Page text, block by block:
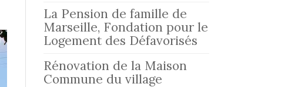
La Pension de famille de
Marseille, Fondation pour le
Logement des Défavorisés
Rénovation de la Maison
Commune du village